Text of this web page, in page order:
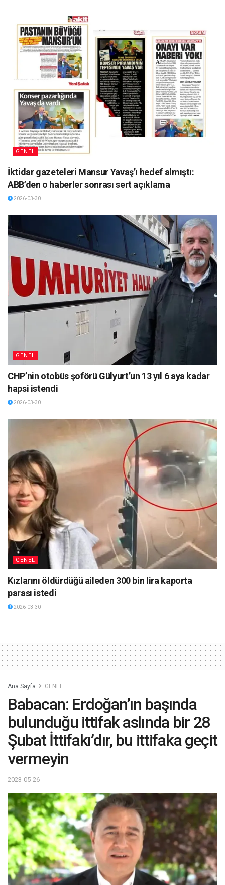
GENEL
İktidar gazeteleri Mansur Yavaş’ı hedef almıştı:
ABB’den o haberler sonrası sert açıklama
2026-03-30
GENEL
CHP’nin otobüs şoförü Gülyurt’un 13 yıl 6 aya kadar
hapsi istendi
2026-03-30
GENEL
Kızlarını öldürdüğü aileden 300 bin lira kaporta
parası istedi
2026-03-30
Ana Sayfa GENEL
Babacan: Erdoğan’ın başında
bulunduğu ittifak aslında bir 28
Şubat İttifakı’dır, bu ittifaka geçit
vermeyin
2023-05-26